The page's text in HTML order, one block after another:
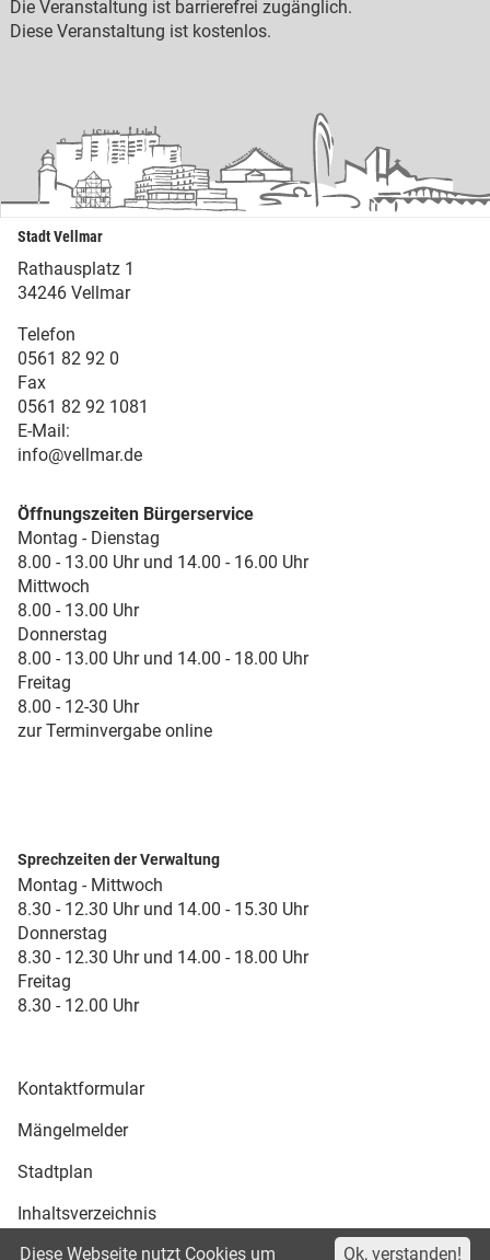
Die Veranstaltung ist barrierefrei zugänglich.
Diese Veranstaltung ist kostenlos.
Stadt Vellmar
Rathausplatz 1
34246 Vellmar
Telefon
0561 82 92 0
Fax
0561 82 92 1081
E-Mail:
info@vellmar.de
Öffnungszeiten Bürgerservice
Montag - Dienstag
8.00 - 13.00 Uhr und 14.00 - 16.00 Uhr
Mittwoch
8.00 - 13.00 Uhr
Donnerstag
8.00 - 13.00 Uhr und 14.00 - 18.00 Uhr
Freitag
8.00 - 12-30 Uhr
zur Terminvergabe online
Sprechzeiten der Verwaltung
Montag - Mittwoch
8.30 - 12.30 Uhr und 14.00 - 15.30 Uhr
Donnerstag
8.30 - 12.30 Uhr und 14.00 - 18.00 Uhr
Freitag
8.30 - 12.00 Uhr
Kontaktformular
Mängelmelder
Stadtplan
Inhaltsverzeichnis
Druckansicht
Ok, verstanden!
Diese Webseite nutzt Cookies um